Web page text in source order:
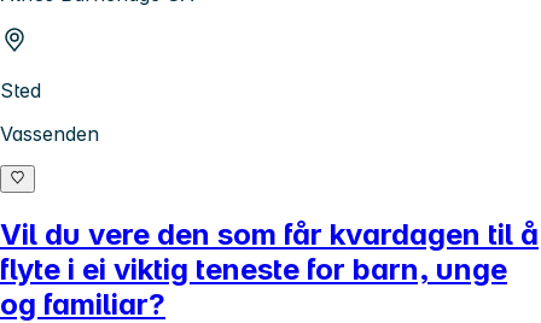
Sted
Vassenden
Vil du vere den som får kvardagen til å
flyte i ei viktig teneste for barn, unge
og familiar?